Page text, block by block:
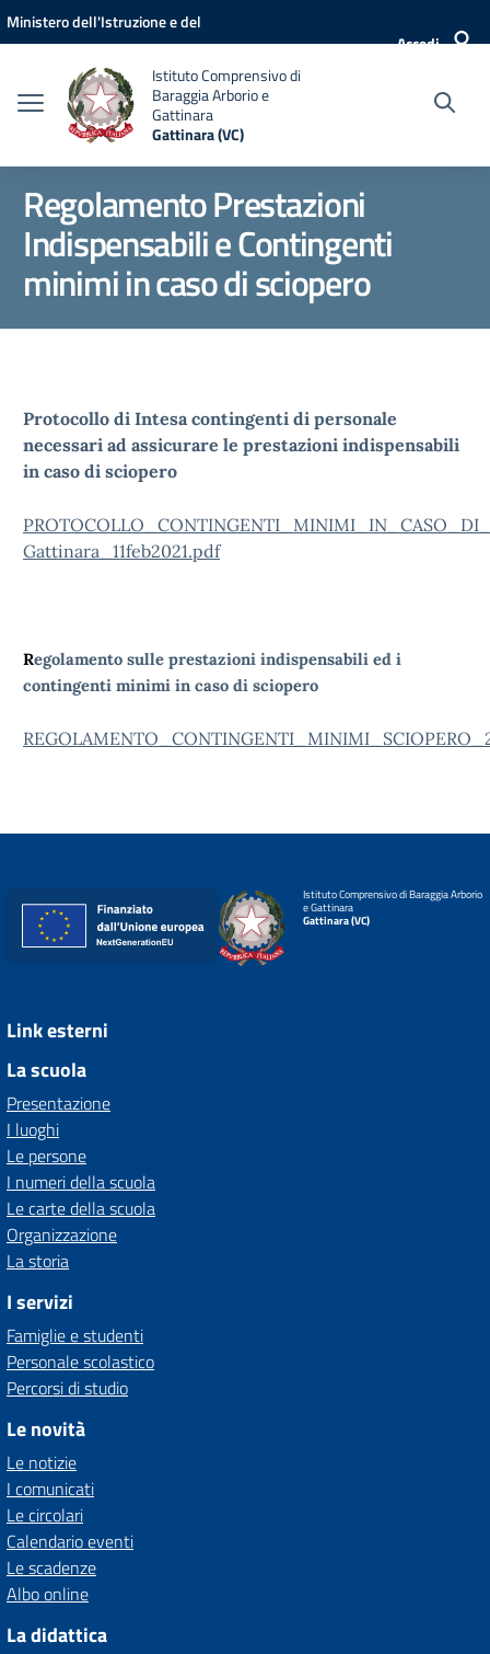
Vai ai contenuti
Vai al menu di navigazione
Vai al footer
Ministero dell'Istruzione e del
Accedi
Istituto Comprensivo di
Baraggia Arborio e
Gattinara
Gattinara (VC)
Regolamento Prestazioni
Indispensabili e Contingenti
minimi in caso di sciopero
Protocollo di Intesa contingenti di personale
necessari ad assicurare le prestazioni indispensabili
in caso di sciopero
Gattinara_11feb2021.pdf
Regolamento sulle prestazioni indispensabili ed i
contingenti minimi in caso di sciopero
Istituto Comprensivo di Baraggia Arborio
e Gattinara
Gattinara (VC)
Link esterni
La scuola
Presentazione
I luoghi
Le persone
I numeri della scuola
Le carte della scuola
Organizzazione
La storia
I servizi
Famiglie e studenti
Personale scolastico
Percorsi di studio
Le novità
Le notizie
I comunicati
Le circolari
Calendario eventi
Le scadenze
Albo online
La didattica